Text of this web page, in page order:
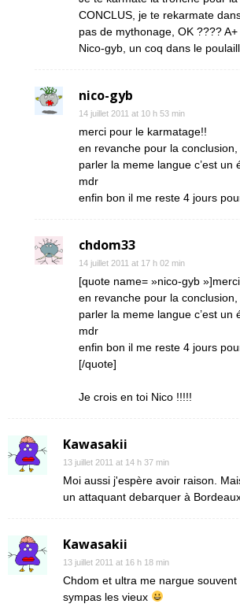
CONCLUS, je te rekarmate
pas de mythonage, OK ????
Nico-gyb, un coq dans le
nico-gyb
14 juillet 2011 at 10 h 53 min
merci pour le karmatage!!
en revanche pour la
parler la meme langue c’est un
mdr
enfin bon il me reste 4 jours
chdom33
14 juillet 2011 at 17 h 02 min
[quote name= »nico-gyb
en revanche pour la
parler la meme langue c’est un
mdr
enfin bon il me reste 4 jours
[/quote]
Je crois en toi Nico !!!!!
Kawasakii
13 juillet 2011 at 14 h 37 min
Moi aussi j'espère avoir raison.
un attaquant debarquer à
Kawasakii
13 juillet 2011 at 16 h 18 min
Chdom et ultra me nargue
sympas les vieux